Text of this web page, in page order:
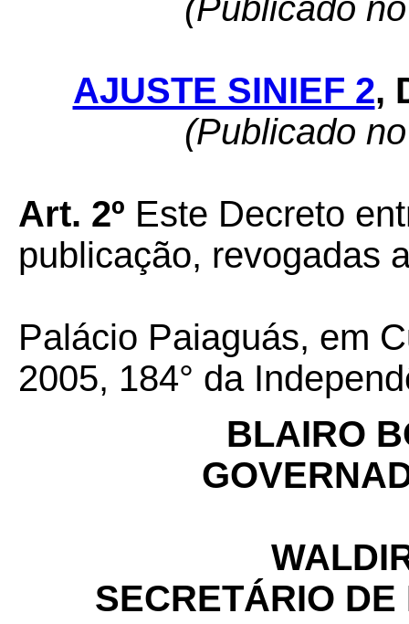
(Publicado
AJUSTE SINIEF 2,
(Publicado
Art. 2º Este Decreto
publicação, revogadas
Palácio Paiaguás, em
2005, 184° da
BLAIRO
SECRETÁRIO